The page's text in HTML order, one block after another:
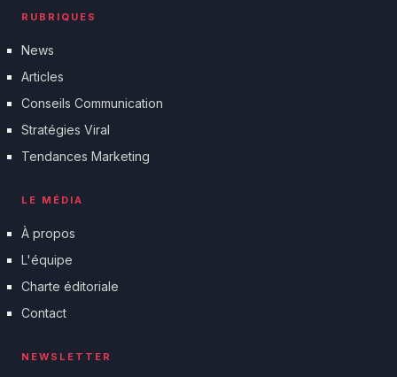
RUBRIQUES
News
Articles
Conseils Communication
Stratégies Viral
Tendances Marketing
LE MÉDIA
À propos
L'équipe
Charte éditoriale
Contact
NEWSLETTER